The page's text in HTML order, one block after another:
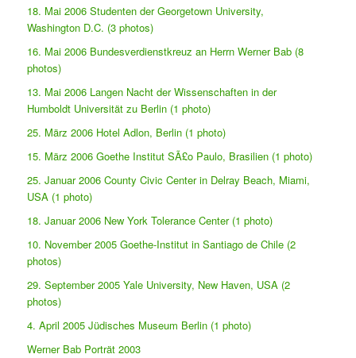
18. Mai 2006 Studenten der Georgetown University,
Washington D.C. (3 photos)
16. Mai 2006 Bundesverdienstkreuz an Herrn Werner Bab (8
photos)
13. Mai 2006 Langen Nacht der Wissenschaften in der
Humboldt Universität zu Berlin (1 photo)
25. März 2006 Hotel Adlon, Berlin (1 photo)
15. März 2006 Goethe Institut SÃ£o Paulo, Brasilien (1 photo)
25. Januar 2006 County Civic Center in Delray Beach, Miami,
USA (1 photo)
18. Januar 2006 New York Tolerance Center (1 photo)
10. November 2005 Goethe-Institut in Santiago de Chile (2
photos)
29. September 2005 Yale University, New Haven, USA (2
photos)
4. April 2005 Jüdisches Museum Berlin (1 photo)
Werner Bab Porträt 2003